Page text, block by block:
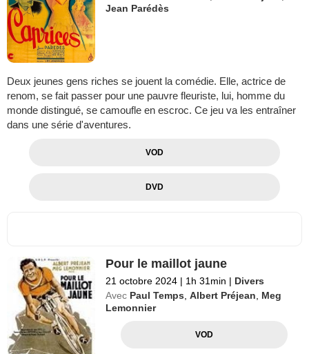
Jean Parédès
Deux jeunes gens riches se jouent la comédie. Elle, actrice de
renom, se fait passer pour une pauvre fleuriste, lui, homme du
monde distingué, se camoufle en escroc. Ce jeu va les entraîner
dans une série d'aventures.
VOD
DVD
Pour le maillot jaune
21 octobre 2024 | 1h 31min | Divers
Avec Paul Temps,Albert Préjean, Meg
Lemonnier
VOD